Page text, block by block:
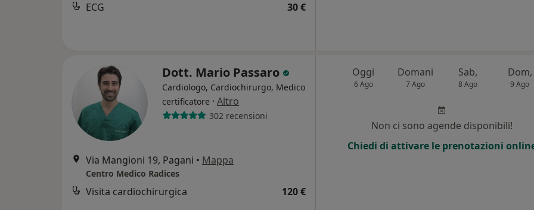
ECG 30 €
Dott. Mario Passaro
Cardiologo, Cardiochirurgo, Medico
certificatore · Altro
302 recensioni
Via Mangioni 19, Pagani • Mappa
Centro Medico Radices
Visita cardiochirurgica 120 €
Oggi
6 Ago
Domani
7 Ago
Sab,
8 Ago
Dom,
9 Ago
Non ci sono agende disponibili!
Chiedi di attivare le prenotazioni